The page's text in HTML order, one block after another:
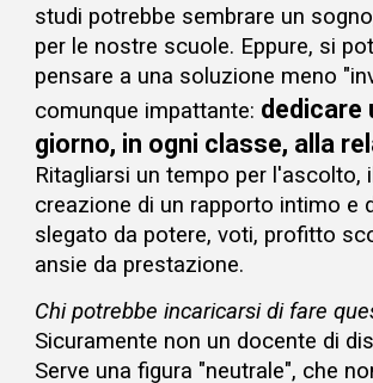
studi potrebbe sembrare un
per le nostre scuole. Eppure, si
pensare a una soluzione meno
comunque impattante: dedicare
giorno, in ogni classe, alla
Ritagliarsi un tempo per l'ascolto,
creazione di un rapporto intimo e
slegato da potere, voti, profitto
ansie da prestazione.
Chi potrebbe incaricarsi di fare
Sicuramente non un docente di
Serve una figura "neutrale", che